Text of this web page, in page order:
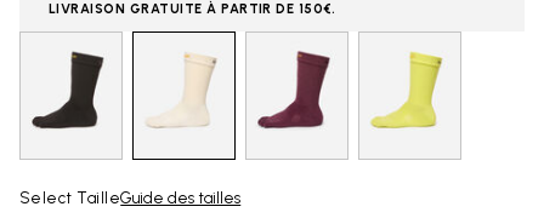
LIVRAISON GRATUITE À PARTIR DE 150€.
Select TailleGuide des tailles